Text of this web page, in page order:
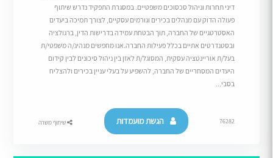
דיני תחרות וניהול סכסוכים משפטיים. במסגרת התפקיד נדרש שיתוף
פעולה הדוק עם מנהלים בכירים וגורמים עסקיים, לצורך תמיכה ביעדים
האסטרטגיים של החברה, תוך הבטחת עמידה בדרישות הדין, ברגולציה
ובסטנדרטים אתיים בכלל פעילות החברה.אנו מחפשים מנהיג/ה משפטי/ת
בעל/ת אוריינטציה עסקית, המסוגל/ת לאזן בין ניהול סיכונים לבין קידום
היעדים המסחריים של החברה, להשפיע על בעלי עניין בכירים ולהצליח
בסבי...
76282 הגשת מועמדות שיתוף משרה